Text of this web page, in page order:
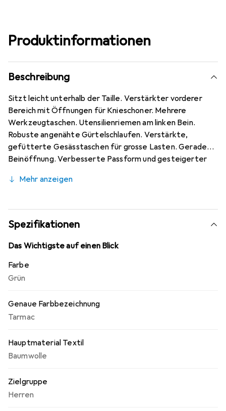
Produktinformationen
Beschreibung
Sitzt leicht unterhalb der Taille. Verstärkter vorderer
Bereich mit Öffnungen für Knieschoner. Mehrere
Werkzeugtaschen. Utensilienriemen am linken Bein.
Robuste angenähte Gürtelschlaufen. Verstärkte,
gefütterte Gesässtaschen für grosse Lasten. Gerade
Beinöffnung. Verbesserte Passform und gesteigerter
Mehr anzeigen
Spezifikationen
Das Wichtigste auf einen Blick
Farbe
Grün
Genaue Farbbezeichnung
Tarmac
Hauptmaterial Textil
Baumwolle
Zielgruppe
Herren